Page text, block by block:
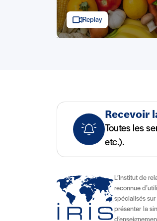
Replay
Recevoir
Toutes les
etc.).
L’Institut de
reconnue
spécialisés
présenter la